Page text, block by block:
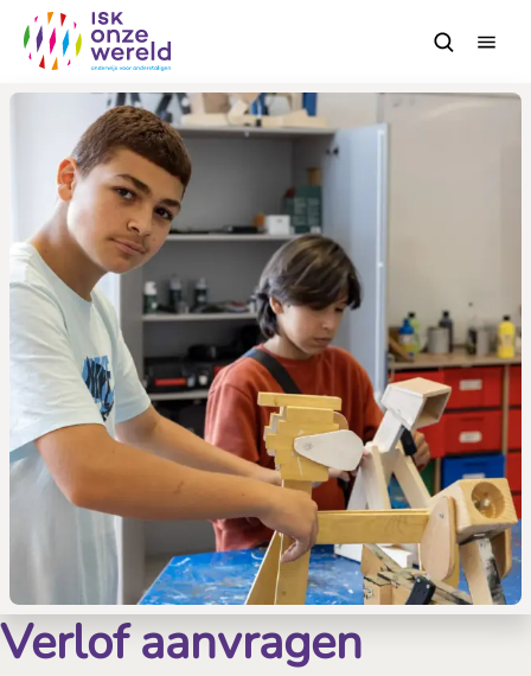
Verlof aanvragen
Verlof aanvragen